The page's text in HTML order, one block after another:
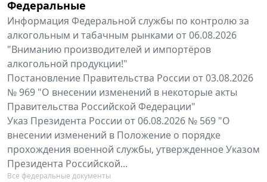
Федеральные
Информация Федеральной службы по контролю за
алкогольным и табачным рынками от 06.08.2026
"Вниманию производителей и импортёров
алкогольной продукции!"
Постановление Правительства России от 03.08.2026
№ 969 "О внесении изменений в некоторые акты
Правительства Российской Федерации"
Указ Президента России от 06.08.2026 № 569 "О
внесении изменений в Положение о порядке
прохождения военной службы, утвержденное Указом
Президента Российской...
Все федеральные документы